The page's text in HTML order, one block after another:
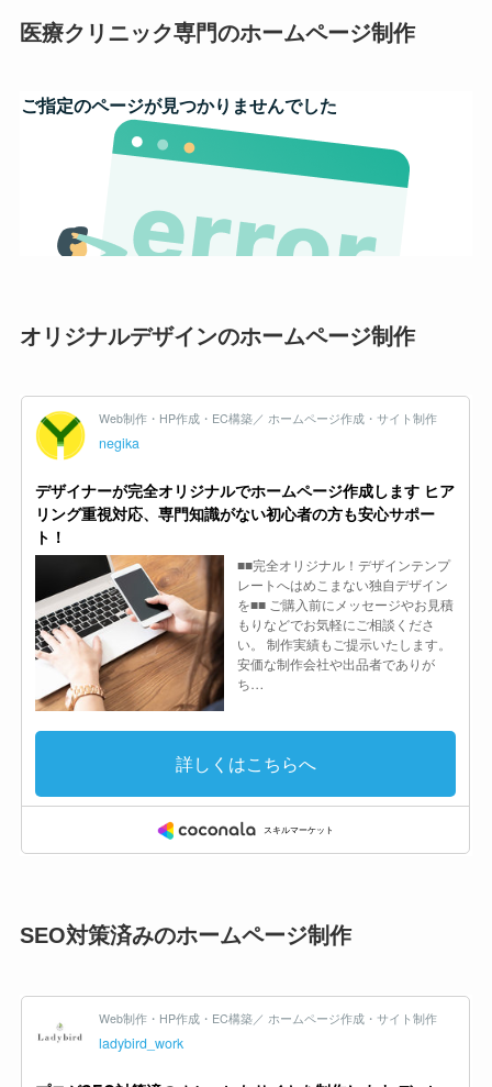
医療クリニック専門のホームページ制作
オリジナルデザインのホームページ制作
SEO対策済みのホームページ制作